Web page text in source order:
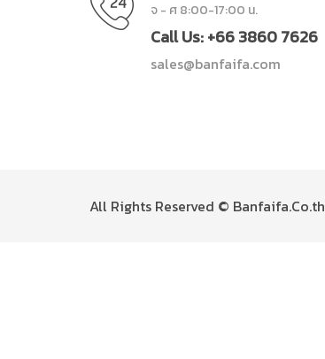
จ - ศ 8:00-17:00 น.
Call Us: +66 3860 7626
sales@banfaifa.com
All Rights Reserved © Banfaifa.Co.th